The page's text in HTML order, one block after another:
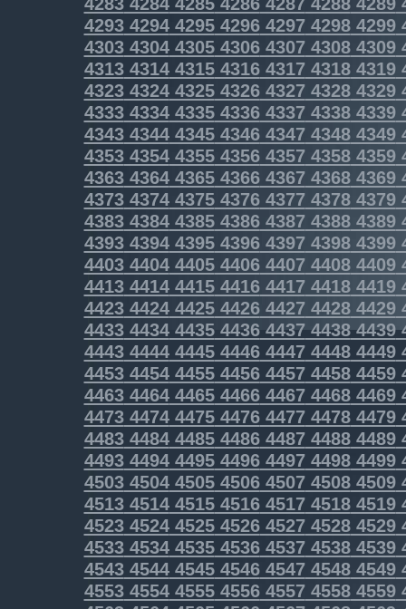
4293429442954296429742984299
4303430443054306430743084309
43134314431543164317 43184319
43234324432543264327 43284329
43334334433543364337 43384339
4343434443454346434743484349
4353435443554356435743584359
43634364436543664367 43684369
43734374437543764377 43784379
43834384438543864387 43884389
43934394439543964397 43984399
44034404440544064407 44084409
44134414441544164417 44184419
44234424442544264427 44284429
4433443444354436443744384439
4443444444454446444744484449
4453445444554456445744584459
4463446444654466446744684469
4473447444754476447744784479
4483448444854486448744884489
4493449444954496449744984499
4503450445054506450745084509
4513451445154516451745184519
4523452445254526452745284529
4533453445354536453745384539
4543454445454546454745484549
4553455445554556455745584559